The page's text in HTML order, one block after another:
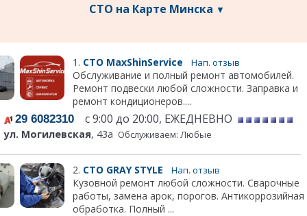
СТО на Карте Минска ▼
1. СТО MaxShinService Нап. отзыв
Обслуживание и полный ремонт автомобилей.
Ремонт подвески любой сложности. Заправка и
ремонт кондиционеров....
29 6082310 с 9:00 до 20:00, ЕЖЕДНЕВНО
ул. Могилевская, 43а Обслуживаем: Любые
2. СТО GRAY STYLE Нап. отзыв
Кузовной ремонт любой сложности. Сварочные
работы, замена арок, порогов. Антикоррозийная
обработка. Полный ...